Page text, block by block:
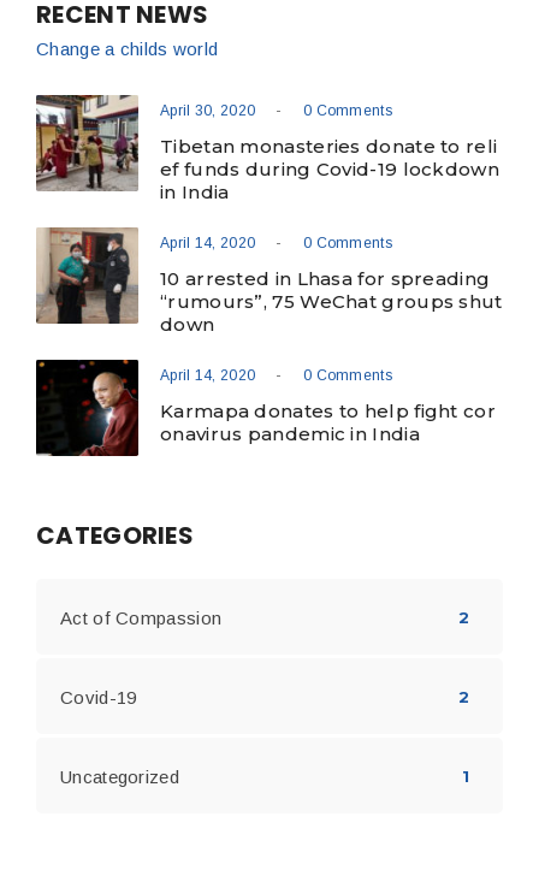
RECENT NEWS
Change a childs world
April 30, 2020 - 0 Comments
Tibetan monasteries donate to reli
ef funds during Covid-19 lockdown
in India
April 14, 2020 - 0 Comments
10 arrested in Lhasa for spreading
“rumours”, 75 WeChat groups shut
down
April 14, 2020 - 0 Comments
Karmapa donates to help fight cor
onavirus pandemic in India
CATEGORIES
Act of Compassion 2
Covid-19 2
Uncategorized 1